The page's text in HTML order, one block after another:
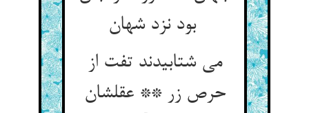
بود نزد شهان
می شتابیدند تفت از
حرص زر ** عقلشان